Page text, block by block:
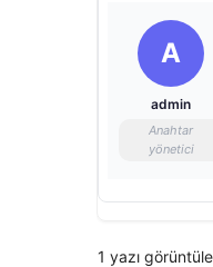
A
admin
Anahtar
yönetici
1 yazı